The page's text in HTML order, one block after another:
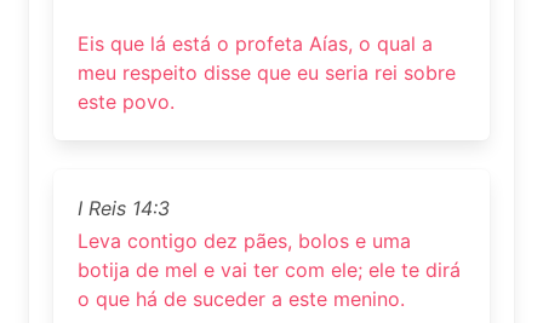
Eis que lá está o profeta Aías, o qual a
meu respeito disse que eu seria rei sobre
este povo.
I Reis 14:3
Leva contigo dez pães, bolos e uma
botija de mel e vai ter com ele; ele te dirá
o que há de suceder a este menino.